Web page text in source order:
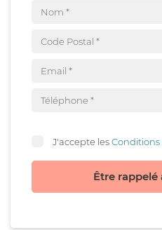
J'accepte lesConditions
Être